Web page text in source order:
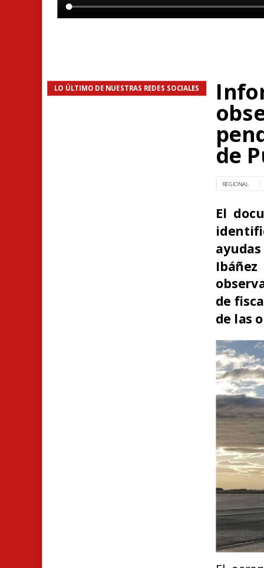
LO ÚLTIMO DE NUESTRAS REDES SOCIALES
de
REGIONAL
El
de
de las